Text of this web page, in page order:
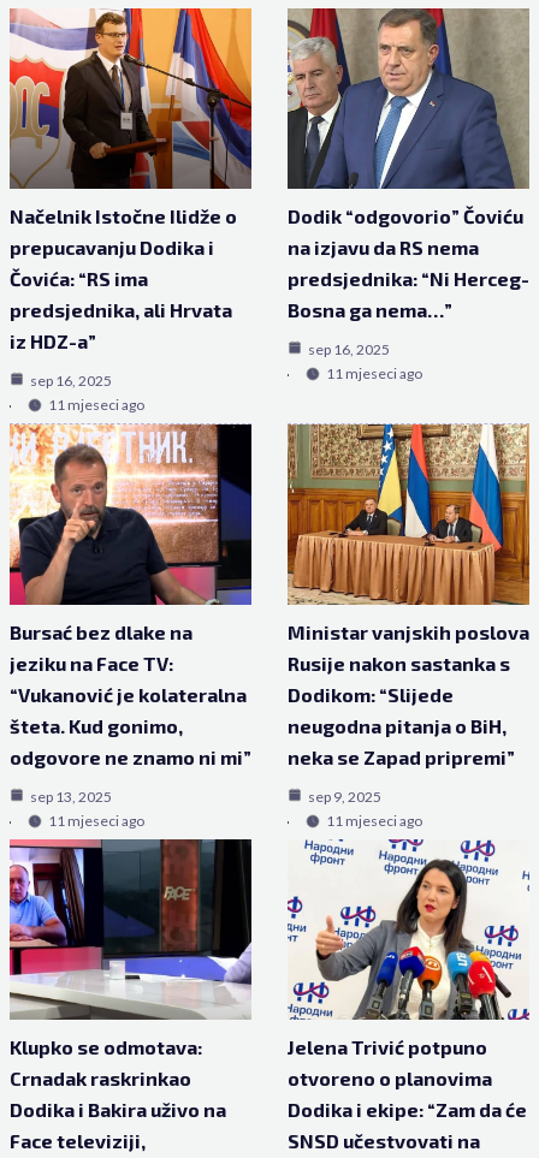
Načelnik Istočne Ilidže o
prepucavanju Dodika i
Čovića: “RS ima
predsjednika, ali Hrvata
iz HDZ-a”
sep 16, 2025
11 mjeseci ago
Dodik “odgovorio” Čoviću
na izjavu da RS nema
predsjednika: “Ni Herceg-
Bosna ga nema…”
sep 16, 2025
11 mjeseci ago
Bursać bez dlake na
jeziku na Face TV:
“Vukanović je kolateralna
šteta. Kud gonimo,
odgovore ne znamo ni mi”
sep 13, 2025
11 mjeseci ago
Ministar vanjskih poslova
Rusije nakon sastanka s
Dodikom: “Slijede
neugodna pitanja o BiH,
neka se Zapad pripremi”
sep 9, 2025
11 mjeseci ago
Klupko se odmotava:
Crnadak raskrinkao
Dodika i Bakira uživo na
Face televiziji,
Jelena Trivić potpuno
otvoreno o planovima
Dodika i ekipe: “Zam da će
SNSD učestvovati na